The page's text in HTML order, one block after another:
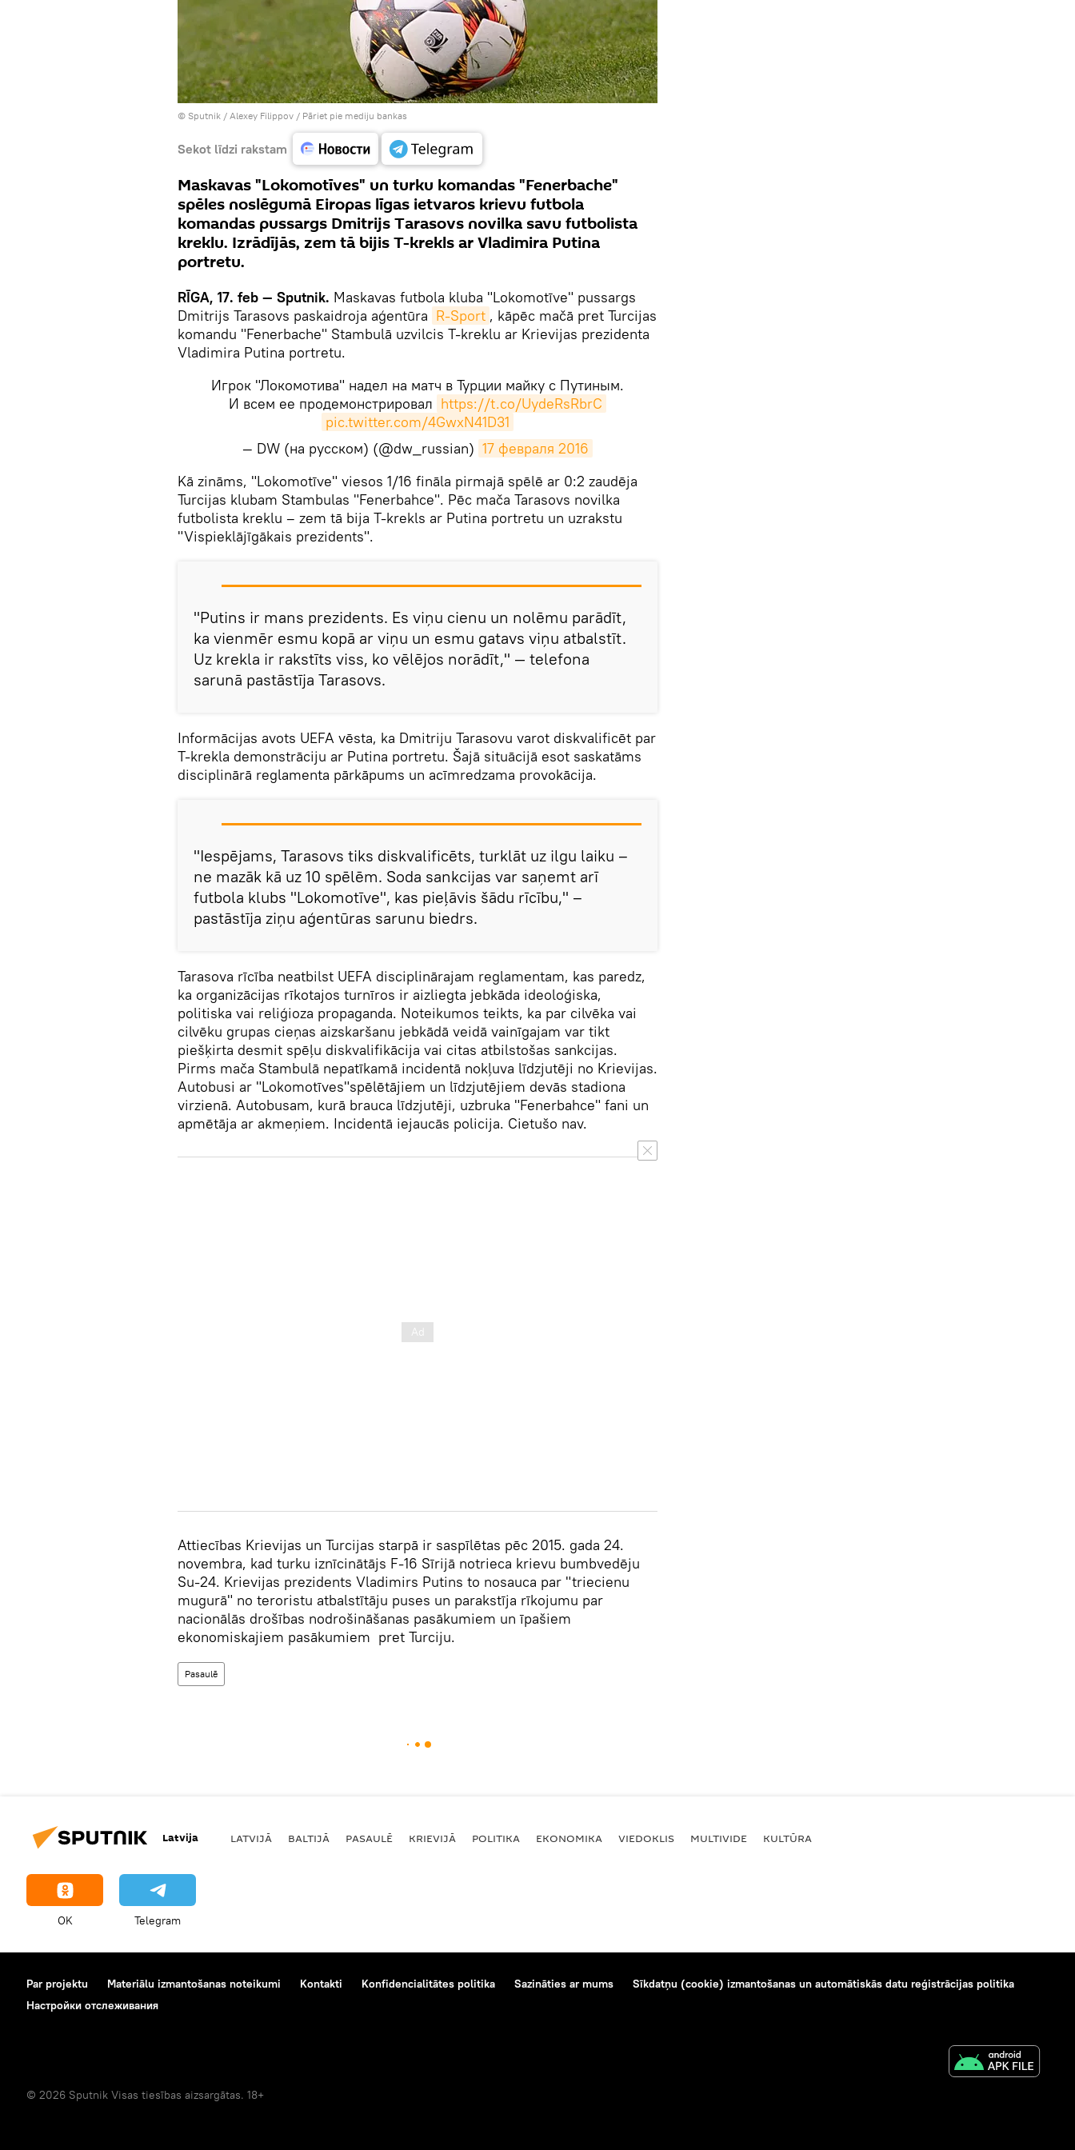
© Sputnik / Alexey Filippov / Pāriet pie mediju bankas
Sekot līdzi rakstam
Maskavas "Lokomotīves" un turku komandas "Fenerbache"
spēles noslēgumā Eiropas līgas ietvaros krievu futbola
komandas pussargs Dmitrijs Tarasovs novilka savu futbolista
kreklu. Izrādījās, zem tā bijis T-krekls ar Vladimira Putina
portretu.
RĪGA, 17. feb — Sputnik. Maskavas futbola kluba "Lokomotīve" pussargs
Dmitrijs Tarasovs paskaidroja aģentūra R-Sport , kāpēc mačā pret Turcijas
komandu "Fenerbache" Stambulā uzvilcis T-kreklu ar Krievijas prezidenta
Vladimira Putina portretu.
Игрок "Локомотива" надел на матч в Турции майку с Путиным.
И всем ее продемонстрировал https://t.co/UydeRsRbrC
pic.twitter.com/4GwxN41D31
— DW (на русском) (@dw_russian) 17 февраля 2016
Kā zināms, "Lokomotīve" viesos 1/16 fināla pirmajā spēlē ar 0:2 zaudēja
Turcijas klubam Stambulas "Fenerbahce". Pēc mača Tarasovs novilka
futbolista kreklu – zem tā bija T-krekls ar Putina portretu un uzrakstu
"Vispieklājīgākais prezidents".
"Putins ir mans prezidents. Es viņu cienu un nolēmu parādīt,
ka vienmēr esmu kopā ar viņu un esmu gatavs viņu atbalstīt.
Uz krekla ir rakstīts viss, ko vēlējos norādīt," — telefona
sarunā pastāstīja Tarasovs.
Informācijas avots UEFA vēsta, ka Dmitriju Tarasovu varot diskvalificēt par
T-krekla demonstrāciju ar Putina portretu. Šajā situācijā esot saskatāms
disciplinārā reglamenta pārkāpums un acīmredzama provokācija.
"Iespējams, Tarasovs tiks diskvalificēts, turklāt uz ilgu laiku –
ne mazāk kā uz 10 spēlēm. Soda sankcijas var saņemt arī
futbola klubs "Lokomotīve", kas pieļāvis šādu rīcību," –
pastāstīja ziņu aģentūras sarunu biedrs.
Tarasova rīcība neatbilst UEFA disciplinārajam reglamentam, kas paredz,
ka organizācijas rīkotajos turnīros ir aizliegta jebkāda ideoloģiska,
politiska vai reliģioza propaganda. Noteikumos teikts, ka par cilvēka vai
cilvēku grupas cieņas aizskaršanu jebkādā veidā vainīgajam var tikt
piešķirta desmit spēļu diskvalifikācija vai citas atbilstošas sankcijas.
Pirms mača Stambulā nepatīkamā incidentā nokļuva līdzjutēji no Krievijas.
Autobusi ar "Lokomotīves"spēlētājiem un līdzjutējiem devās stadiona
virzienā. Autobusam, kurā brauca līdzjutēji, uzbruka "Fenerbahce" fani un
apmētāja ar akmeņiem. Incidentā iejaucās policija. Cietušo nav.
Attiecības Krievijas un Turcijas starpā ir saspīlētas pēc 2015. gada 24.
novembra, kad turku iznīcinātājs F-16 Sīrijā notrieca krievu bumbvedēju
Su-24. Krievijas prezidents Vladimirs Putins to nosauca par "triecienu
mugurā" no teroristu atbalstītāju puses un parakstīja rīkojumu par
nacionālās drošības nodrošināšanas pasākumiem un īpašiem
ekonomiskajiem pasākumiem pret Turciju.
Pasaulē
Latvija LATVIJĀ BALTIJĀ PASAULĒ KRIEVIJĀ POLITIKA EKONOMIKA VIEDOKLIS MULTIVIDE KULTŪRA
OK Telegram
Par projektu Materiālu izmantošanas noteikumi Kontakti Konfidencialitātes politika Sazināties ar mums
Sīkdatņu (cookie) izmantošanas un automātiskās datu reģistrācijas politika
Настройки отслеживания
© 2026 Sputnik Visas tiesības aizsargātas. 18+